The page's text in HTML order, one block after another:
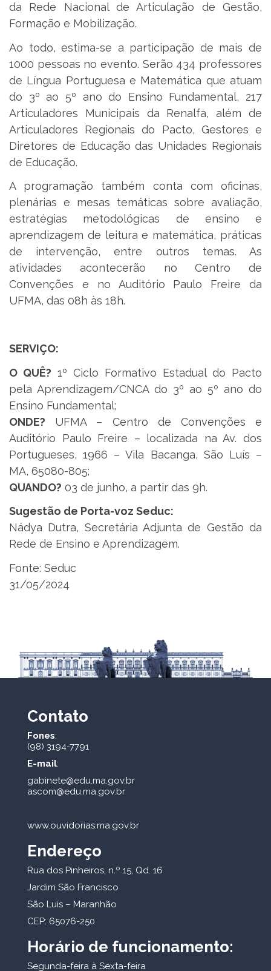
da Rede Nacional de Articulação de Gestão,
Formação e Mobilização.
Ao todo, estima-se a participação de mais de
1000 pessoas no evento. Serão 434 professores
de Língua Portuguesa e Matemática que atuam
do 3º ao 5º ano do Ensino Fundamental, 217
Articuladores Municipais da Renalfa, além de
Articuladores Regionais do Pacto, Gestores e
Diretores de Educação das Unidades Regionais
de Educação.
A programação também conta com oficinas,
plenárias e mesas temáticas sobre avaliação,
estratégias metodológicas de ensino e
aprendizagem de leitura e matemática, práticas
de intervenção, entre outros temas. As
atividades acontecerão no Centro de
Convenções e no Auditório Paulo Freire da
UFMA, das 08h às 18h.
SERVIÇO:
O QUÊ? 1º Ciclo Formativo Estadual do Pacto
pela Aprendizagem/CNCA do 3º ao 5º ano do
Ensino Fundamental;
ONDE? UFMA – Centro de Convenções e
Auditório Paulo Freire – localizada na Av. dos
Portugueses, 1966 – Vila Bacanga, São Luís –
MA, 65080-805;
QUANDO? 03 de junho, a partir das 9h.
Sugestão de Porta-voz Seduc:
Nádya Dutra, Secretária Adjunta de Gestão da
Rede de Ensino e Aprendizagem.
Fonte: Seduc
31/05/2024
Contato
Fones:
(98) 3194-7791
E-mail:
gabinete@edu.ma.gov.br
ascom@edu.ma.gov.br
www.ouvidorias.ma.gov.br
Endereço
Rua dos Pinheiros, n.º 15, Qd. 16
Jardim São Francisco
São Luís – Maranhão
CEP: 65076-250
Horário de funcionamento:
Segunda-feira à Sexta-feira